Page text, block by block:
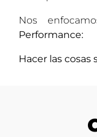
Nos
Performance:
Hacer las